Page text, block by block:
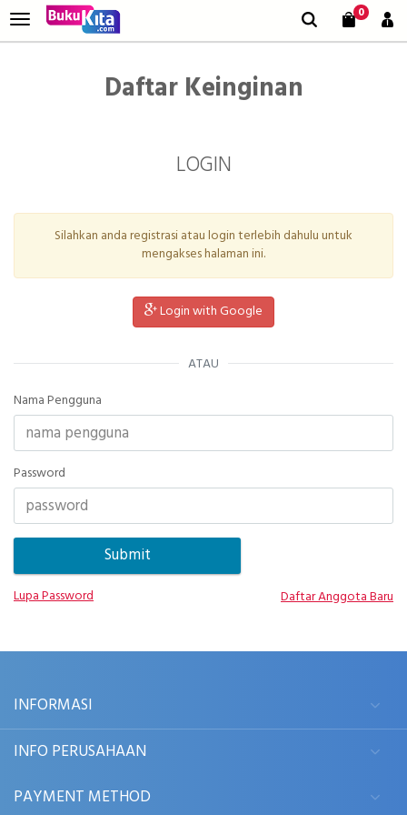
0
Daftar Keinginan
LOGIN
Silahkan anda registrasi atau login terlebih dahulu untuk
mengakses halaman ini.
Login with Google
ATAU
Nama Pengguna
Password
Lupa Password Daftar Anggota Baru
INFORMASI
INFO PERUSAHAAN
PAYMENT METHOD